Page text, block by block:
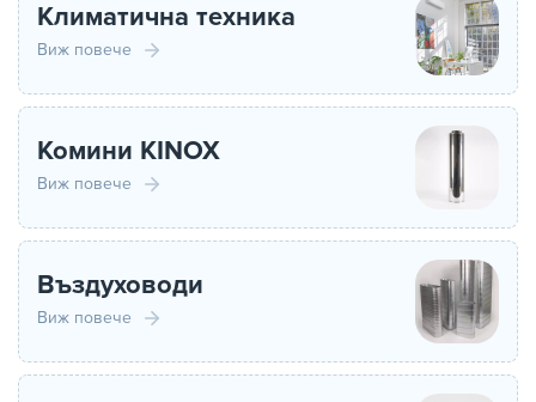
Климатична техника
Виж повече
Комини KINOX
Виж повече
Въздуховоди
Виж повече